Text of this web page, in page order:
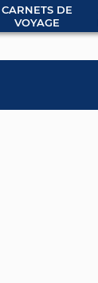
CARNETS DE
VOYAGE